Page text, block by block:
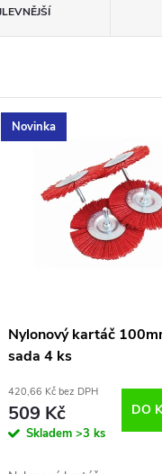
Novinka
Nylonový kartáč
sada 4 ks
420,66 Kč bez DPH
509 Kč
Skladem>3 ks
DO